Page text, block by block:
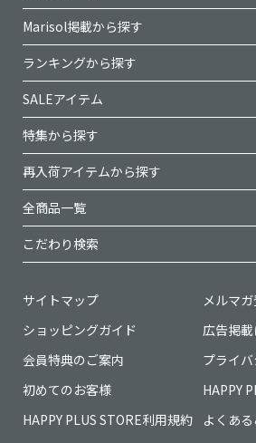
Marisol掲載から探す
ランキングから探す
SALEアイテム
特集から探す
再入荷アイテムから探す
全商品一覧
こだわり検索
サイトマップ
メルマ
ショッピングガイド
広告掲
会員特典のご案内
プライ
初めてのお客様
HAPPY
HAPPY PLUS STORE利用規約
よくあ